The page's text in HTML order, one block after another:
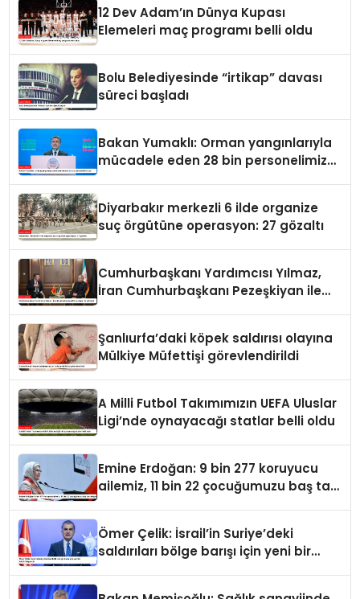
12 Dev Adam’ın Dünya Kupası
Elemeleri maç programı belli oldu
Bolu Belediyesinde “irtikap” davası
süreci başladı
Bakan Yumaklı: Orman yangınlarıyla
mücadele eden 28 bin personelimiz
Diyarbakır merkezli 6 ilde organize
suç örgütüne operasyon: 27 gözaltı
Cumhurbaşkanı Yardımcısı Yılmaz,
İran Cumhurbaşkanı Pezeşkiyan ile
Şanlıurfa’daki köpek saldırısı olayına
Mülkiye Müfettişi görevlendirildi
A Milli Futbol Takımımızın UEFA Uluslar
Ligi’nde oynayacağı statlar belli oldu
Emine Erdoğan: 9 bin 277 koruyucu
ailemiz, 11 bin 22 çocuğumuzu baş tacı
Ömer Çelik: İsrail’in Suriye’deki
saldırıları bölge barışı için yeni bir